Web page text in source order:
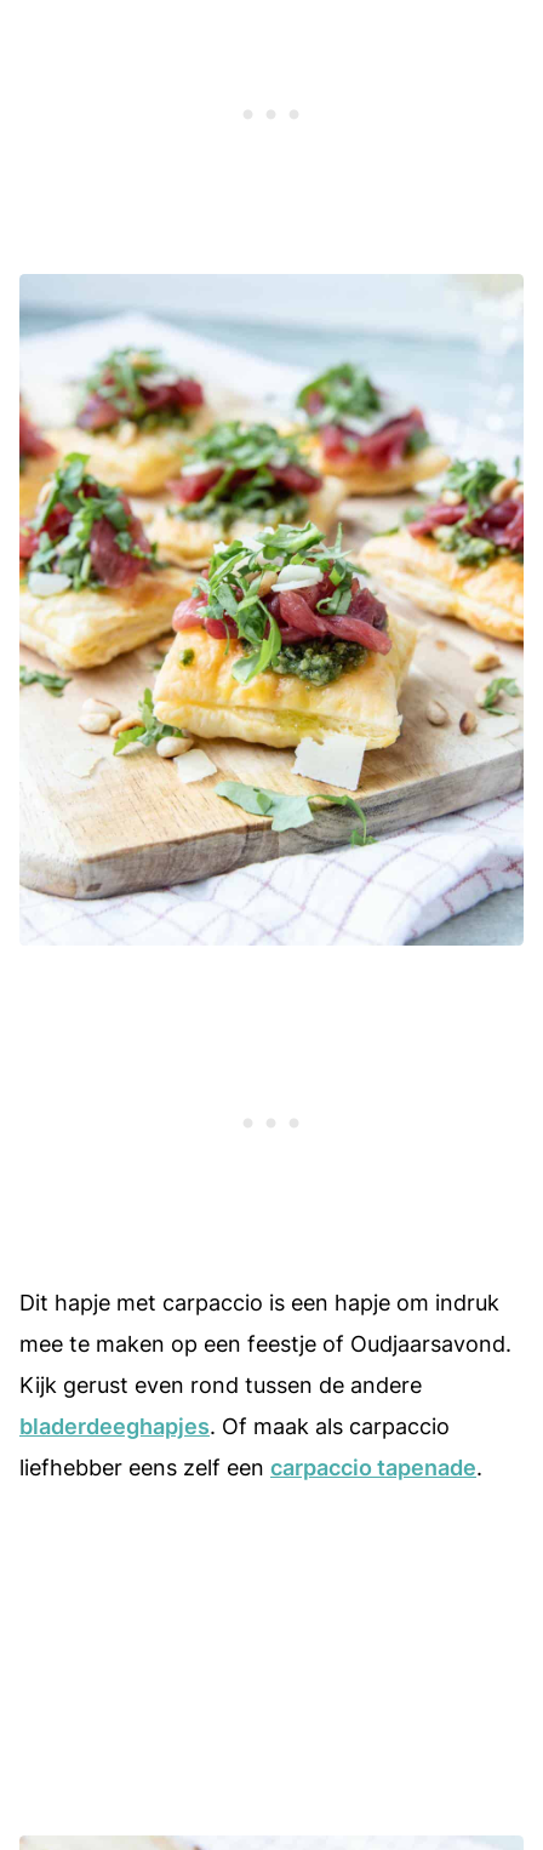
Dit hapje met carpaccio is een hapje om indruk
mee te maken op een feestje of Oudjaarsavond.
Kijk gerust even rond tussen de andere
bladerdeeghapjes. Of maak als carpaccio
liefhebber eens zelf een carpaccio tapenade.